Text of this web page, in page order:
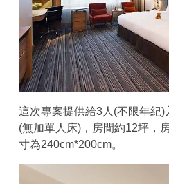
這次專案提供給3人(不限年紀
(無加單人床)，房間約12坪，
寸為240cm*200cm。